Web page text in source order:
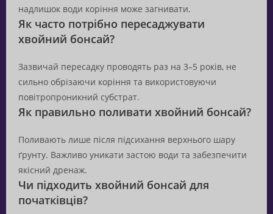
надлишок води коріння може загнивати.
Як часто потрібно пересаджувати
хвойний бонсай?
Зазвичай пересадку проводять раз на 3–5 років, не
сильно обрізаючи коріння та використовуючи
повітропроникний субстрат.
Як правильно поливати хвойний бонсай?
Поливають лише після підсихання верхнього шару
ґрунту. Важливо уникати застою води та забезпечити
якісний дренаж.
Чи підходить хвойний бонсай для
початківців?